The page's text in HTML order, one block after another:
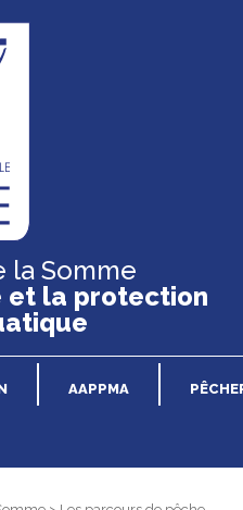
la Somme
et la protection
AAPPMA